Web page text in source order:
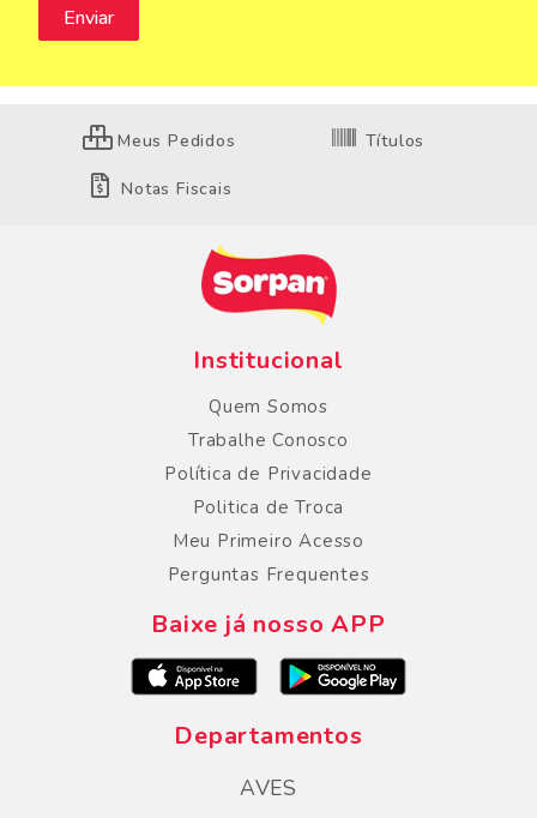
Meus Pedidos Títulos
Notas Fiscais
Institucional
Quem Somos
Trabalhe Conosco
Política de Privacidade
Politica de Troca
Meu Primeiro Acesso
Perguntas Frequentes
Baixe já nosso APP
Departamentos
AVES